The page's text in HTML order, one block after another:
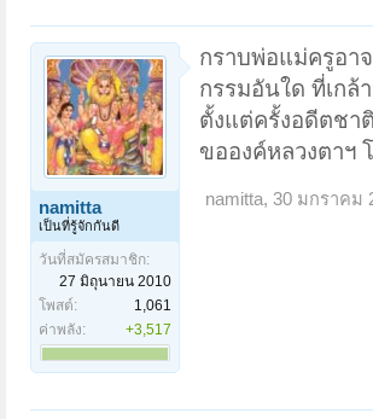
namitta
เป็นที่รู้จักกันดี
วันที่สมัครสมาชิก:
27 มิถุนายน 2010
โพสต์:
1,061
ค่าพลัง:
+3,517
กราบพ่อแม่ครูอา
กรรมอันใด ที่เกล้
ตั้งแต่ครั้งอดีตชา
ขอองค์หลวงตาฯ
namitta, 30 มกราคม